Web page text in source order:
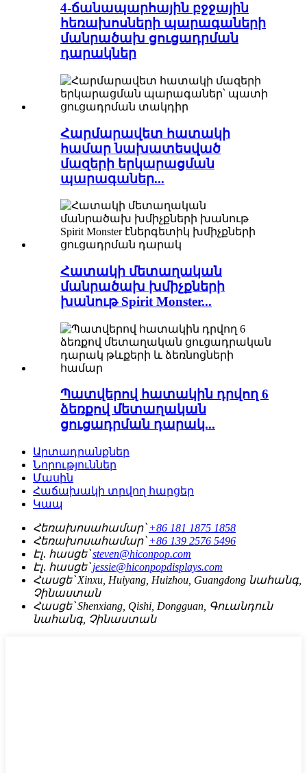
4-ճանապարհային բջջային
հեռախոսների պարագաների
մանրածախ ցուցադրման
դարակներ
Հարմարավետ հատակի
համար նախատեսված
մազերի երկարացման
պարագաներ...
Հատակի մետաղական
մանրածախ խմիչքների
խանութ Spirit Monster...
Պատվերով հատակին դրվող 6
ձեռքով մետաղական
ցուցադրման դարակ...
Արտադրանքներ
Նորություններ
Մասին
Հաճախակի տրվող հարցեր
Կապ
Հեռախոսահամար՝ +86 181 1875 1858
Հեռախոսահամար՝ +86 139 2576 5496
Էլ․ հասցե՝ steven@hiconpop.com
Էլ․ հասցե՝ jessie@hiconpopdisplays.com
Հասցե՝ Xinxu, Huiyang, Huizhou, Guangdong նահանգ,
Չինաստան
Հասցե՝ Shenxiang, Qishi, Dongguan, Գուանդուն
նահանգ, Չինաստան